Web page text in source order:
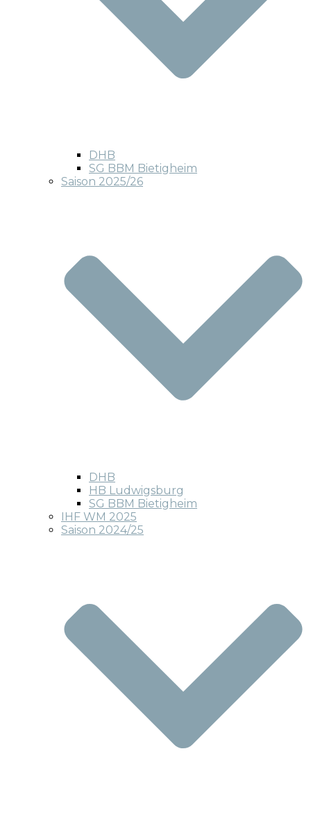
DHB
SG BBM Bietigheim
Saison 2025/26
DHB
HB Ludwigsburg
SG BBM Bietigheim
IHF WM 2025
Saison 2024/25